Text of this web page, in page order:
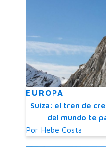
EUROPA
Suiza: el tren de
del mundo te
Por Hebe Costa